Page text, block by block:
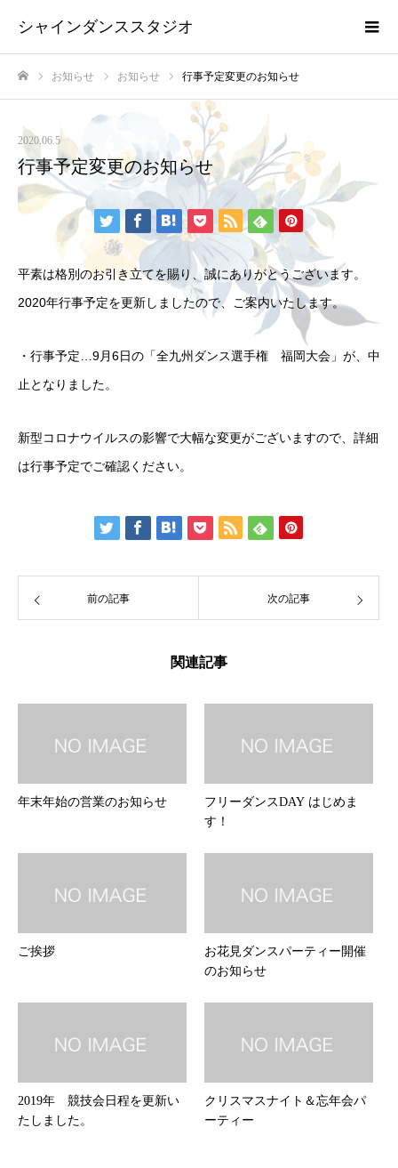
シャインダンススタジオ
お知らせ お知らせ 行事予定変更のお知らせ
2020.06.5
行事予定変更のお知らせ
平素は格別のお引き立てを賜り、誠にありがとうございます。
2020年行事予定を更新しましたので、ご案内いたします。
・行事予定…9月6日の「全九州ダンス選手権 福岡大会」が、中
止となりました。
新型コロナウイルスの影響で大幅な変更がございますので、詳細
は行事予定でご確認ください。
前の記事 次の記事
関連記事
年末年始の営業のお知らせ
フリーダンスDAY はじめま
す！
ご挨拶
お花見ダンスパーティー開催
のお知らせ
2019年 競技会日程を更新い
たしました。
クリスマスナイト＆忘年会パ
ーティー